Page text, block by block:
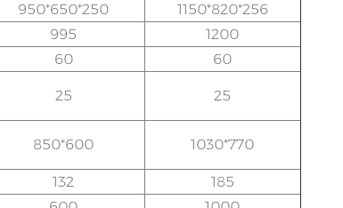
950*650*250
1150*820*256
995
1200
60
60
25 25
850*600 1030*770
132
185